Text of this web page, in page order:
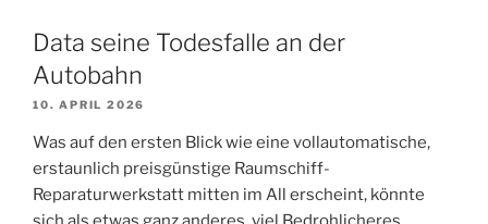
Data seine Todesfalle an der
Autobahn
10. APRIL 2026
Was auf den ersten Blick wie eine vollautomatische,
erstaunlich preisgünstige Raumschiff-
Reparaturwerkstatt mitten im All erscheint, könnte